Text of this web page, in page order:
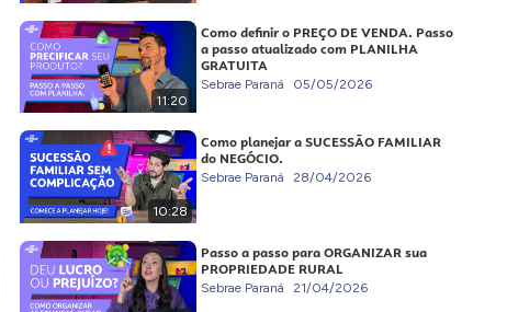
11:20
Como definir o PREÇO DE VENDA. Passo
a passo atualizado com PLANILHA
GRATUITA
Sebrae Paraná 05/05/2026
10:28
Como planejar a SUCESSÃO FAMILIAR
do NEGÓCIO.
Sebrae Paraná 28/04/2026
Passo a passo para ORGANIZAR sua
PROPRIEDADE RURAL
Sebrae Paraná 21/04/2026